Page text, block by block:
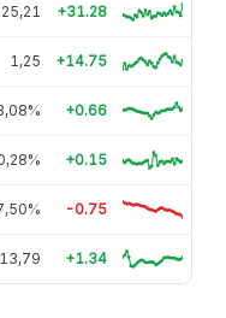
25,21 +31.28
1,25 +14.75
+0.66
+0.15
-0.75
+1.34